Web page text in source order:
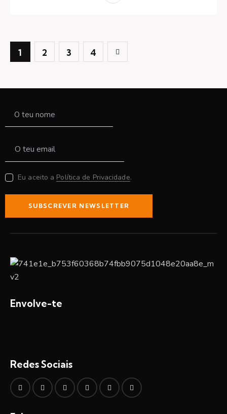
1 2 3 4
>
Eu aceito a Política de Privacidade.
SUBSCREVER NEWSLETTER
Envolve-te
Redes Sociais